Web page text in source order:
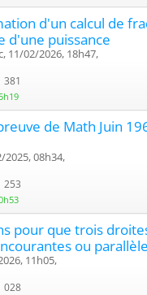
d'un calcul de
d'une puissance
11/02/2026, 18h47,
381
de Math Juin
2025, 08h34,
253
pour que trois
ou
11h05,
028